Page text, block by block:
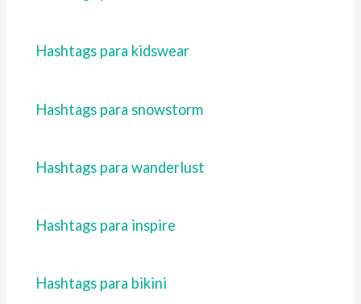
Hashtags para kidswear
Hashtags para snowstorm
Hashtags para wanderlust
Hashtags para inspire
Hashtags para bikini